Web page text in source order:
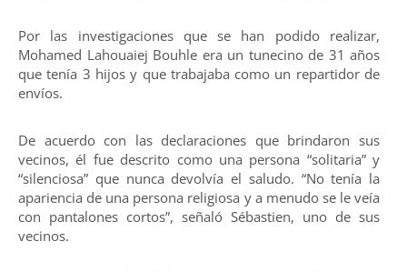
Por las investigaciones que se han podido realizar,
Mohamed Lahouaiej Bouhle era un tunecino de 31 años
que tenía 3 hijos y que trabajaba como un repartidor de
envíos.
De acuerdo con las declaraciones que brindaron sus
vecinos, él fue descrito como una persona “solitaria” y
“silenciosa” que nunca devolvía el saludo. “No tenía la
apariencia de una persona religiosa y a menudo se le veía
con pantalones cortos”, señaló Sébastien, uno de sus
vecinos.